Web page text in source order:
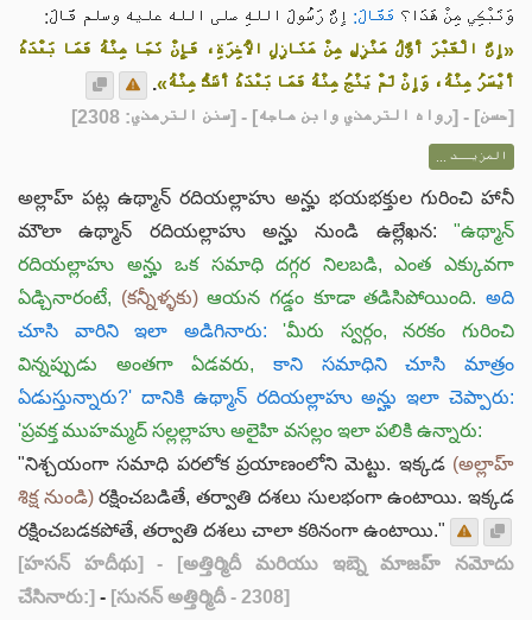
وَتَبْكِي مِنْ هَذَا؟ فَقَالَ: إِنَّ رَسُولَ اللهِ صلى الله عليه وسلم قَالَ:
«إِنَّ الْقَبْرَ أَوَّلُ مَنْزِلٍ مِنْ مَنَازِلِ الْآخِرَةِ، فَإِنْ نَجَا مِنْهُ فَمَا بَعْدَهُ
أَيْسَرُ مِنْهُ، وَإِنْ لَمْ يَنْجُ مِنْهُ فَمَا بَعْدَهُ أَشَدُّ مِنْهُ».
[حسن] - [رواه الترمذي وابن ماجه] - [سنن الترمذي: 2308]
المزيــد ...
అల్లాహ్ పట్ల ఉథ్మాన్ రదియల్లాహు అన్హు భయభక్తుల గురించి హానీ
మౌలా ఉథ్మాన్ రదియల్లాహు అన్హు నుండి ఉల్లేఖన: "ఉథ్మాన్
రదియల్లాహు అన్హు ఒక సమాధి దగ్గర నిలబడి, ఎంత ఎక్కువగా
ఏడ్చినారంటే, (కన్నీళ్ళకు)ఆయన గడ్డం కూడా తడిసిపోయింది. అది
చూసి వారిని ఇలా అడిగినారు: 'మీరు స్వర్గం, నరకం గురించి
విన్నప్పుడు అంతగా ఏడవరు, కాని సమాధిని చూసి మాత్రం
ఏడుస్తున్నారు?' దానికి ఉథ్మాన్ రదియల్లాహు అన్హు ఇలా చెప్పారు:
'ప్రవక్త ముహమ్మద్ సల్లల్లాహు అలైహి వసల్లం ఇలా పలికి ఉన్నారు:
"నిశ్చయంగా సమాధి పరలోక ప్రయాణంలోని మెట్టు. ఇక్కడ (అల్లాహ్
శిక్ష నుండి)రక్షించబడితే, తర్వాతి దశలు సులభంగా ఉంటాయి. ఇక్కడ
రక్షించబడకపోతే, తర్వాతి దశలు చాలా కఠినంగా ఉంటాయి."
[హసన్ హదీథు]
- [అత్తిర్మిదీ మరియు ఇబ్నె మాజహ్ నమోదు
చేసినారు:] - [సునన్ అత్తిర్మిదీ - 2308]